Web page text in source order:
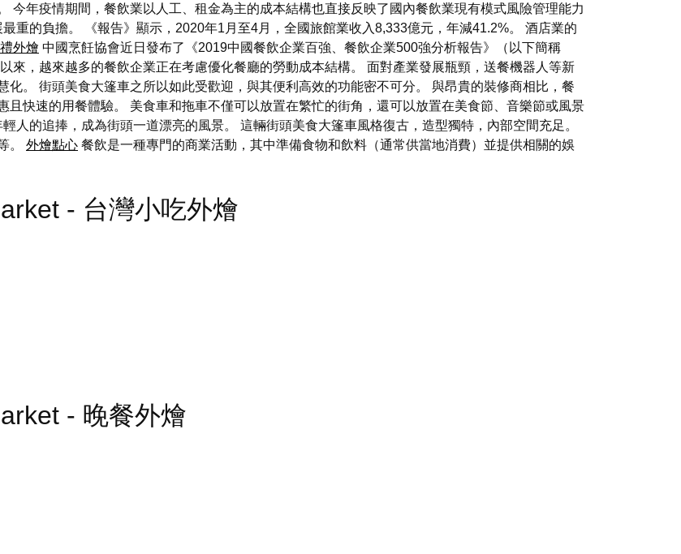
今年疫情期間，餐飲業以人工、租金為主的成本結構也直接反映了國內餐飲業現有模式風險管理能力
重的負擔。 《報告》顯示，2020年1月至4月，全國旅館業收入8,333億元，年減41.2%。 酒店業的
外燴 中國烹飪協會近日發布了《2019中國餐飲企業百強、餐飲企業500強分析報告》（以下簡稱
來，越來越多的餐飲企業正在考慮優化餐廳的勞動成本結構。 面對產業發展瓶頸，送餐機器人等新
。 街頭美食大篷車之所以如此受歡迎，與其便利高效的功能密不可分。 與昂貴的裝修商相比，餐
快速的用餐體驗。 美食車和拖車不僅可以放置在繁忙的街角，還可以放置在美食節、音樂節或風景
人的追捧，成為街頭一道漂亮的風景。 這輛街頭美食大篷車風格復古，造型獨特，內部空間充足。
。 外燴點心 餐飲是一種專門的商業活動，其中準備食物和飲料（通常供當地消費）並提供相關的娛
- 台灣小吃外燴
- 晚餐外燴